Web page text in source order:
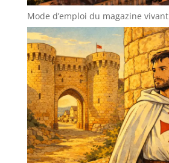
Mode d’emploi du magazine vivant